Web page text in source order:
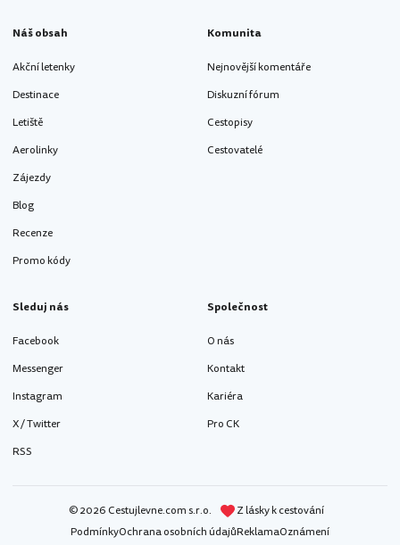
Náš obsah
Akční letenky
Destinace
Letiště
Aerolinky
Zájezdy
Blog
Recenze
Promo kódy
Komunita
Nejnovější komentáře
Diskuzní fórum
Cestopisy
Cestovatelé
Sleduj nás
Facebook
Messenger
Instagram
X / Twitter
RSS
Společnost
O nás
Kontakt
Kariéra
Pro CK
© 2026 Cestujlevne.com s.r.o.
Z lásky k cestování
PodmínkyOchrana osobních údajůReklamaOznámení